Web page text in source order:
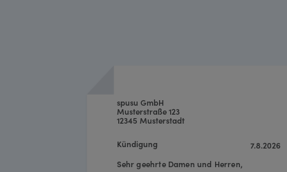
7.8.2026
spusu GmbH
Musterstraße 123
12345 Musterstadt
Sehr geehrte Damen und Herren,
Kündigung